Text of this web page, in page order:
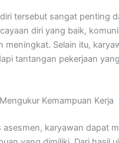
tersebut sangat penting
diri yang baik,
meningkat. Selain itu,
tantangan pekerjaan
Kemampuan Kerja
asesmen, karyawan dapat